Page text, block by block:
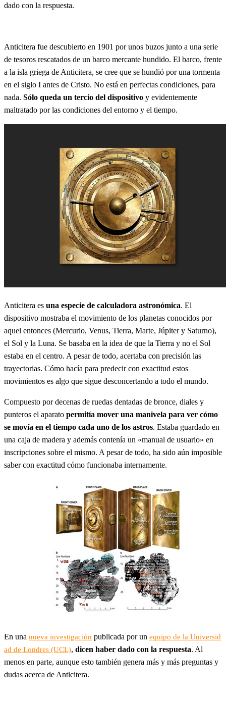
dado con la respuesta.
Anticitera fue descubierto en 1901 por unos buzos junto a una serie
de tesoros rescatados de un barco mercante hundido. El barco, frente
a la isla griega de Anticitera, se cree que se hundió por una tormenta
en el siglo I antes de Cristo. No está en perfectas condiciones, para
nada. Sólo queda un tercio del dispositivo y evidentemente
maltratado por las condiciones del entorno y el tiempo.
Anticitera es una especie de calculadora astronómica. El
dispositivo mostraba el movimiento de los planetas conocidos por
aquel entonces (Mercurio, Venus, Tierra, Marte, Júpiter y Saturno),
el Sol y la Luna. Se basaba en la idea de que la Tierra y no el Sol
estaba en el centro. A pesar de todo, acertaba con precisión las
trayectorias. Cómo hacía para predecir con exactitud estos
movimientos es algo que sigue desconcertando a todo el mundo.
Compuesto por decenas de ruedas dentadas de bronce, diales y
punteros el aparato permitía mover una manivela para ver cómo
se movía en el tiempo cada uno de los astros. Estaba guardado en
una caja de madera y además contenía un «manual de usuario» en
inscripciones sobre el mismo. A pesar de todo, ha sido aún imposible
saber con exactitud cómo funcionaba internamente.
En una nueva investigación publicada por un equipo de la Universid
ad de Londres (UCL), dicen haber dado con la respuesta. Al
menos en parte, aunque esto también genera más y más preguntas y
dudas acerca de Anticitera.